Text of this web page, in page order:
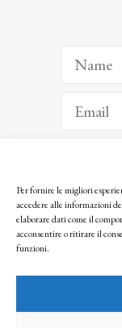
Per fornire le migliori
accedere alle informazioni
elaborare dati come il
acconsentire o ritirare il
funzioni.
Facendo clic per
seguendo la nostra
© 2025 Istituto Matteucci.
l’autorizzazione scritta